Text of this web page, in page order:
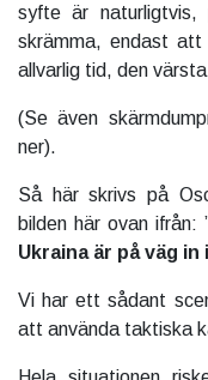
syfte är
skrämma, endast
allvarlig tid, den
(Se även
ner).
Så här skrivs på
bilden här ovan ifrån:
Ukraina är på väg
Vi har ett sådant
att använda taktiska